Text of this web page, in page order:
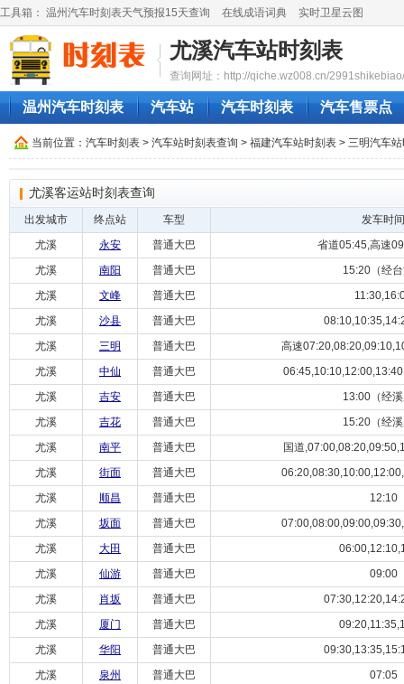
工具箱： 温州汽车时刻表天气预报15天查询 在线成语词典 实时卫星云图
尤溪汽车站时刻表
查询网址：http://qiche.wz008.cn/2991shikebiao/
温州汽车时刻表 汽车站 汽车时刻表 汽车售票点
当前位置： 汽车时刻表 > 汽车站时刻表查询 > 福建汽车站时刻表 > 三明汽车
尤溪客运站时刻表查询
出发城市 终点站 车型
发车时间
尤溪
永安 普通大巴
省道05:45,高速
尤溪
南阳 普通大巴
15:20（经
尤溪
文峰 普通大巴
尤溪
沙县 普通大巴
尤溪
三明 普通大巴
高速
尤溪
中仙 普通大巴
尤溪
吉安 普通大巴
13:00（经
尤溪
吉花 普通大巴
15:20（经
尤溪
南平 普通大巴
国道
尤溪
街面 普通大巴
尤溪
顺昌 普通大巴
12:10
尤溪
坂面 普通大巴
尤溪
大田 普通大巴
尤溪
仙游 普通大巴
09:00
尤溪
肖坂 普通大巴
尤溪
厦门 普通大巴
尤溪
华阳 普通大巴
尤溪
泉州 普通大巴
07:05